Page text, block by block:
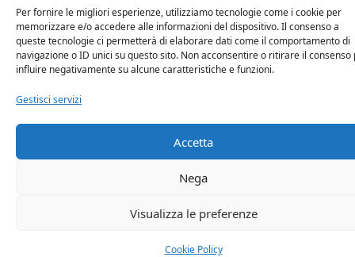
Per fornire le migliori esperienze, utilizziamo tecnologie come i cookie per
memorizzare e/o accedere alle informazioni del dispositivo. Il consenso a
queste tecnologie ci permetterà di elaborare dati come il comportamento di
navigazione o ID unici su questo sito. Non acconsentire o ritirare il consenso
influire negativamente su alcune caratteristiche e funzioni.
Gestisci servizi
Accetta
Nega
Visualizza le preferenze
Cookie Policy